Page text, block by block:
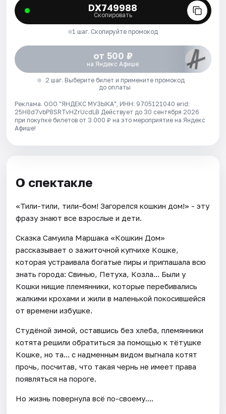
DX749988
Скопировать
1 шаг. Скопируйте промокод
от 500 ₽
на Яндекс Афише
2 шаг. Выберите билет и примените промокод
до оплаты
Реклама. ООО "ЯНДЕКС МУЗЫКА", ИНН: 9705121040 erid:
25H8d7vbP8SRTvHZrUcdLB Действует до 30 сентября 2026
при покупке билетов от 3 000 ₽ на это мероприятие на Яндекс
Афише!
О спектакле
«Тили-тили, тили-бом! Загорелся кошкин дом!» - эту
фразу знают все взрослые и дети.
Сказка Самуила Маршака «Кошкин Дом»
рассказывает о зажиточной купчихе Кошке,
которая устраивала богатые пиры и приглашала всю
знать города: Свинью, Петуха, Козла... Были у
Кошки нищие племянники, которые перебивались
жалкими крохами и жили в маленькой покосившейся
от времени избушке.
Студёной зимой, оставшись без хлеба, племянники
котята решили обратиться за помощью к тётушке
Кошке, но та... с надменным видом выгнала котят
прочь, посчитав, что такая чернь не имеет права
появляться на пороге.
Но жизнь повернула всё по-своему....